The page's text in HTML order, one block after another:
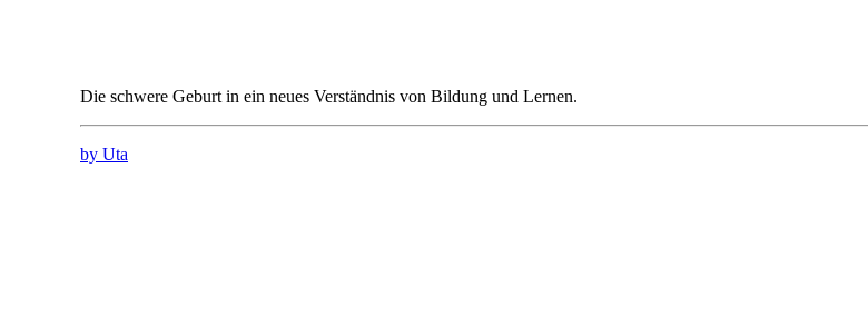
Die schwere Geburt in ein neues Verständnis von Bildung und Lernen.
by Uta